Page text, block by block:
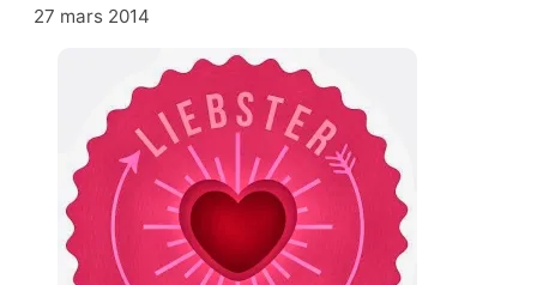
27 mars 2014